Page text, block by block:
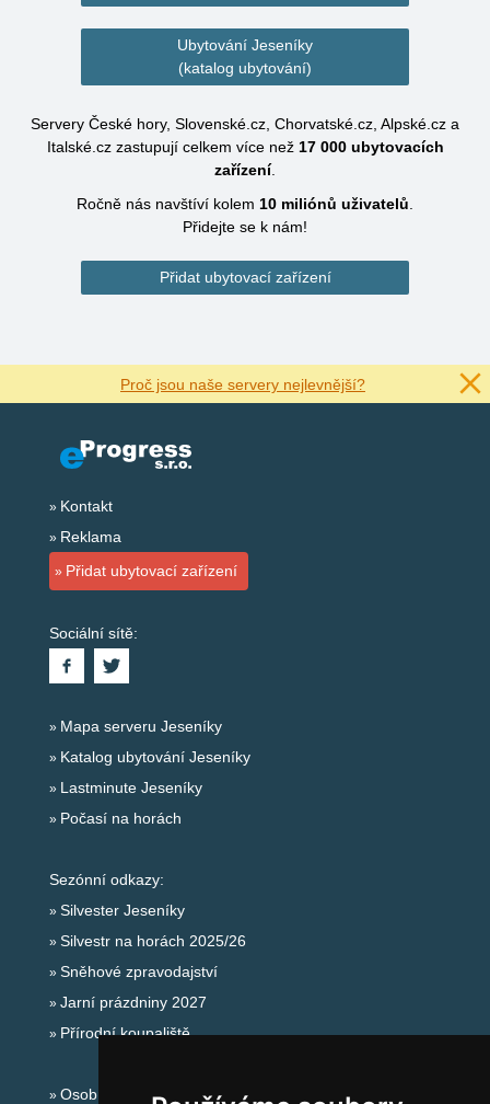
Ubytování Jeseníky
(katalog ubytování)
Servery České hory, Slovenské.cz, Chorvatské.cz, Alpské.cz a
Italské.cz zastupují celkem více než 17 000ubytovacích
zařízení.
Ročně nás navštíví kolem 10 miliónů uživatelů
Přidejte se k nám!
Přidat ubytovací zařízení
Proč jsou naše servery nejlevnější?
Kontakt
Reklama
Přidat ubytovací zařízení
Sociální sítě:
Mapa serveru Jeseníky
Katalog ubytování Jeseníky
Lastminute Jeseníky
Počasí na horách
Sezónní odkazy:
Silvester Jeseníky
Silvestr na horách 2025/26
Sněhové zpravodajství
Jarní prázdniny 2027
Přírodní koupaliště
Osobní údaje